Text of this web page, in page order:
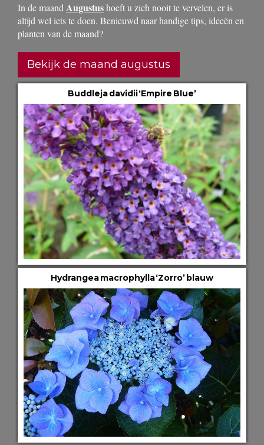
In de maand Augustushoeft u zich nooit te vervelen, er is
altijd wel iets te doen. Benieuwd naar handige tips, ideeën en
planten van de maand?
Bekijk de maand augustus
Buddleja davidii ‘Empire Blue’
Hydrangea macrophylla ‘Zorro’ blauw